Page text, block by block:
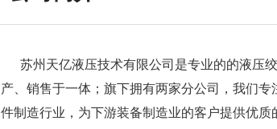
苏州天亿液压技术有限公司是专业的的液压
产、销售于一体；旗下拥有两家分公司，我们
件制造行业，为下游装备制造业的客户提供优